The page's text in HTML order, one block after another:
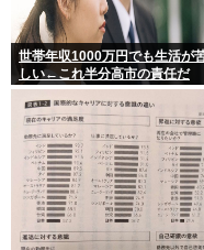
世帯年収1000万円でも生活が
しい←これ半分高市の責任だ
ろ…